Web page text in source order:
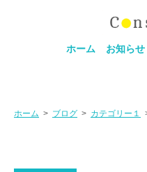
ホーム お知らせ
ホーム > ブログ > カテゴリー１